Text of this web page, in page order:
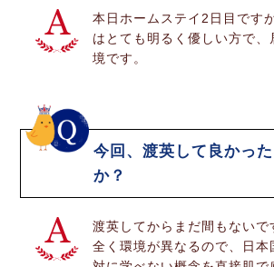
本日ホームステイ2日目です
はとても明るく優しい方で、
境です。
今回、渡英して良かっ
か？
渡英してからまだ間もないで
全く環境が異なるので、日本